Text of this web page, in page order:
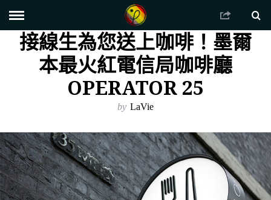
接線生為您送上咖啡！墨爾
本最火紅電信局咖啡廳
OPERATOR 25
by LaVie